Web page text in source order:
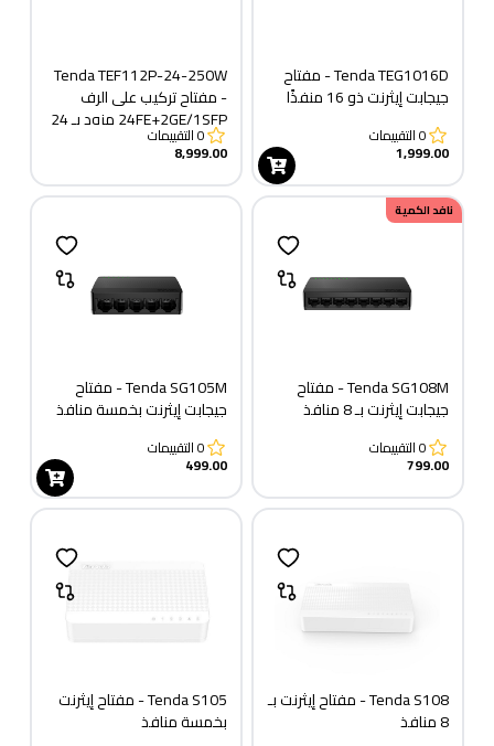
Tenda TEG1016D - مفتاح
جيجابت إيثرنت ذو 16 منفذًا
0التقييمات
1,999.00
Tenda TEF112P-24-250W
- مفتاح تركيب على الرف
24FE+2GE/1SFP مزود بـ 24
منفذ PoE
0التقييمات
8,999.00
نافد الكمية
Tenda SG108M - مفتاح
جيجابت إيثرنت بـ 8 منافذ
0التقييمات
799.00
Tenda SG105M - مفتاح
جيجابت إيثرنت بخمسة منافذ
0التقييمات
499.00
Tenda S108 - مفتاح إيثرنت بـ
8 منافذ
Tenda S105 - مفتاح إيثرنت
بخمسة منافذ